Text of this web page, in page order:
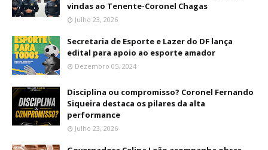
vindas ao Tenente-Coronel Chagas
Julho 23, 2026
Secretaria de Esporte e Lazer do DF lança
edital para apoio ao esporte amador
Dezembro 05, 2024
Disciplina ou compromisso? Coronel Fernando
Siqueira destaca os pilares da alta
performance
Julho 23, 2026